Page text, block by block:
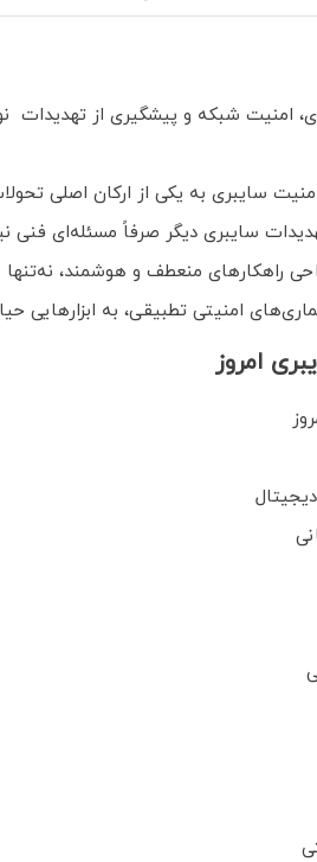
امنیت شبکه و پیشگیری از تهدیدات
سایبری به یکی از ارکان اصلی
سایبری دیگر صرفاً مسئله‌ای فنی
منعطف و هوشمند، نه‌تنها
امنیتی تطبیقی، به ابزارهایی
امروز